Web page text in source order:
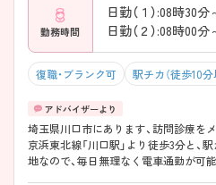
勤務時間
日勤（１）:08時30分
日勤（２）:08時00分
復職・ブランク可 駅チカ（徒歩10分
埼玉県川口市にあります、訪問診療を
京浜東北線「川口駅」より徒歩3分と、
地なので、毎日無理なく電車通勤が可